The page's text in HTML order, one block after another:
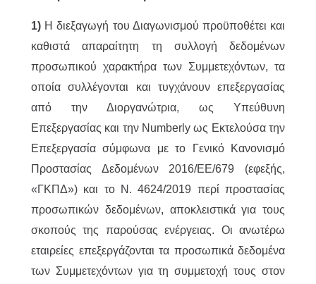
1) Η διεξαγωγή του Διαγωνισμού προϋποθέτει και
καθιστά απαραίτητη τη συλλογή δεδομένων
προσωπικού χαρακτήρα των Συμμετεχόντων, τα
οποία συλλέγονται και τυγχάνουν επεξεργασίας
από την Διοργανώτρια, ως Υπεύθυνη
Επεξεργασίας και την Numberly ως Εκτελούσα την
Επεξεργασία σύμφωνα με το Γενικό Κανονισμό
Προστασίας Δεδομένων 2016/ΕΕ/679 (εφεξής,
«ΓΚΠΔ») και το Ν. 4624/2019 περί προστασίας
προσωπικών δεδομένων, αποκλειστικά για τους
σκοπούς της παρούσας ενέργειας. Οι ανωτέρω
εταιρείες επεξεργάζονται τα προσωπικά δεδομένα
των Συμμετεχόντων για τη συμμετοχή τους στον